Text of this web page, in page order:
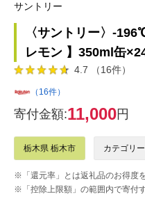
サントリー
〈サントリー〉-
レモン 】350ml缶
4.7 （16件）
（16件）
寄付金額:11,000円
栃木県 栃木市 カテゴリ
※「還元率」とは返礼品のお得度
※「控除上限額」の範囲内で寄付